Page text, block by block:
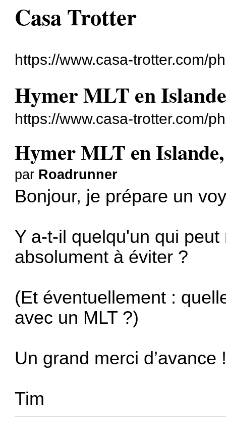
Casa Trotter
https://www.casa-trotter.com/
Hymer MLT en
https://www.casa-trotter.com/
Hymer MLT en
par Roadrunner
Bonjour, je prépare un
Y a-t-il quelqu'un qui
absolument à éviter ?
(Et éventuellement :
avec un MLT ?)
Un grand merci d’avance
Tim